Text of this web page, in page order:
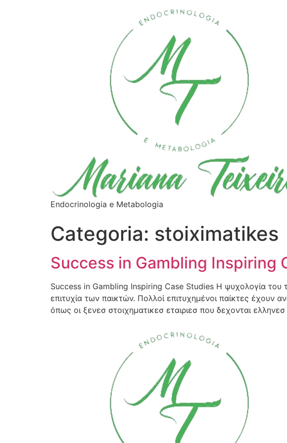
Endocrinologia e Metabologia
Categoria: stoiximatikes
Success in Gambling Inspiring
Success in Gambling Inspiring Case Studies Η ψυχολογία του
επιτυχία των παικτών. Πολλοί επιτυχημένοι παίκτες έχουν
όπως οι ξενεσ στοιχηματικεσ εταιριεσ που δεχονται